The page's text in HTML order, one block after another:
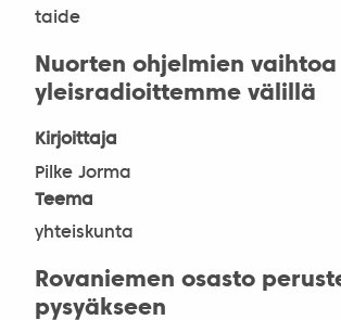
taide
Nuorten ohjelmien vaihtoa
yleisradioittemme välillä
Kirjoittaja
Pilke Jorma
Teema
yhteiskunta
Rovaniemen osasto
pysyäkseen